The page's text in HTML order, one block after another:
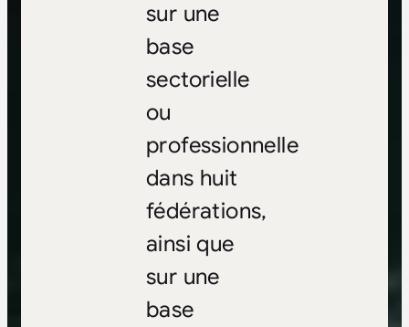
sur une
base
sectorielle
ou
professionnelle
dans huit
fédérations,
ainsi que
sur une
base